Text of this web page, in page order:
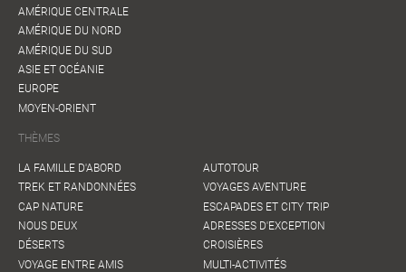
AMÉRIQUE CENTRALE
AMÉRIQUE DU NORD
AMÉRIQUE DU SUD
ASIE ET OCÉANIE
EUROPE
MOYEN-ORIENT
THÈMES
LA FAMILLE D'ABORD
TREK ET RANDONNÉES
CAP NATURE
NOUS DEUX
DÉSERTS
VOYAGE ENTRE AMIS
AUTOTOUR
VOYAGES AVENTURE
ESCAPADES ET CITY TRIP
ADRESSES D'EXCEPTION
CROISIÈRES
MULTI-ACTIVITÉS